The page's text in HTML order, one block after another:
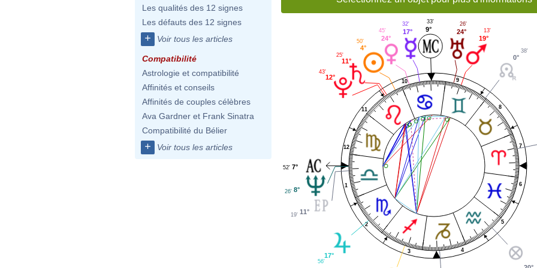
Les qualités des 12 signes
Les défauts des 12 signes
+ Voir tous les articles
Compatibilité
Astrologie et compatibilité
Affinités et conseils
Affinités de couples célèbres
Ava Gardner et Frank Sinatra
Compatibilité du Bélier
+ Voir tous les articles
1
2
3 4
5
6
7
8
9
10
11
12
0°
38'
19°
13'
24°
26'
9°
33'
17°
32'
24°
45'
4°
50'
11°
25'
12°
43'
7°
52'
8°
26'
11°
19'
17°
56'